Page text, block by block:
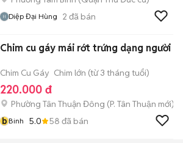
Diệp Đại Hùng 2 đã bán
Chim cu gáy mái rớt trứng dạng người
Chim Cu Gáy Chim lớn (từ 3 tháng tuổi)
220.000 đ
Phường Tân Thuận Đông (P. Tân Thuận mới)
bBinh 5.0 58 đã bán